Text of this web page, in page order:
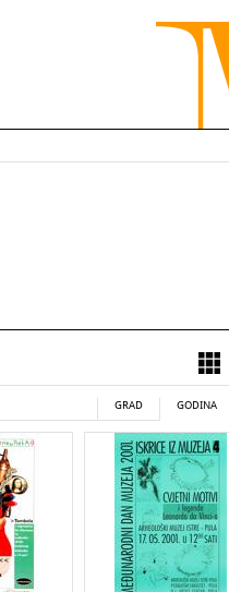
GRAD GODINA